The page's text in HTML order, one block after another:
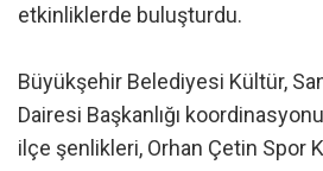
etkinliklerde buluşturdu.
Büyükşehir Belediyesi Kültür,
Dairesi Başkanlığı
ilçe şenlikleri, Orhan Çetin Spor